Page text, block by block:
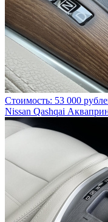
Стоимость: 53 000
Nissan Qashqai